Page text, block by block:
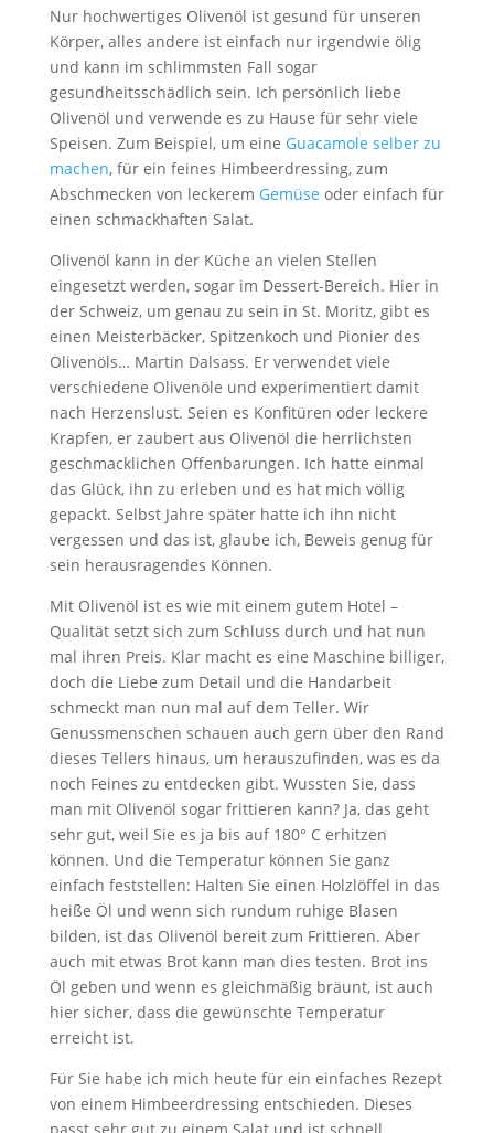
Nur hochwertiges Olivenöl ist gesund für unseren
Körper, alles andere ist einfach nur irgendwie ölig
und kann im schlimmsten Fall sogar
gesundheitsschädlich sein. Ich persönlich liebe
Olivenöl und verwende es zu Hause für sehr viele
Speisen. Zum Beispiel, um eine Guacamole selber zu
machen, für ein feines Himbeerdressing, zum
Abschmecken von leckerem Gemüse oder einfach für
einen schmackhaften Salat.
Olivenöl kann in der Küche an vielen Stellen
eingesetzt werden, sogar im Dessert-Bereich. Hier in
der Schweiz, um genau zu sein in St. Moritz, gibt es
einen Meisterbäcker, Spitzenkoch und Pionier des
Olivenöls… Martin Dalsass. Er verwendet viele
verschiedene Olivenöle und experimentiert damit
nach Herzenslust. Seien es Konfitüren oder leckere
Krapfen, er zaubert aus Olivenöl die herrlichsten
geschmacklichen Offenbarungen. Ich hatte einmal
das Glück, ihn zu erleben und es hat mich völlig
gepackt. Selbst Jahre später hatte ich ihn nicht
vergessen und das ist, glaube ich, Beweis genug für
sein herausragendes Können.
Mit Olivenöl ist es wie mit einem gutem Hotel –
Qualität setzt sich zum Schluss durch und hat nun
mal ihren Preis. Klar macht es eine Maschine billiger,
doch die Liebe zum Detail und die Handarbeit
schmeckt man nun mal auf dem Teller. Wir
Genussmenschen schauen auch gern über den Rand
dieses Tellers hinaus, um herauszufinden, was es da
noch Feines zu entdecken gibt. Wussten Sie, dass
man mit Olivenöl sogar frittieren kann? Ja, das geht
sehr gut, weil Sie es ja bis auf 180° C erhitzen
können. Und die Temperatur können Sie ganz
einfach feststellen: Halten Sie einen Holzlöffel in das
heiße Öl und wenn sich rundum ruhige Blasen
bilden, ist das Olivenöl bereit zum Frittieren. Aber
auch mit etwas Brot kann man dies testen. Brot ins
Öl geben und wenn es gleichmäßig bräunt, ist auch
hier sicher, dass die gewünschte Temperatur
erreicht ist.
Für Sie habe ich mich heute für ein einfaches Rezept
von einem Himbeerdressing entschieden. Dieses